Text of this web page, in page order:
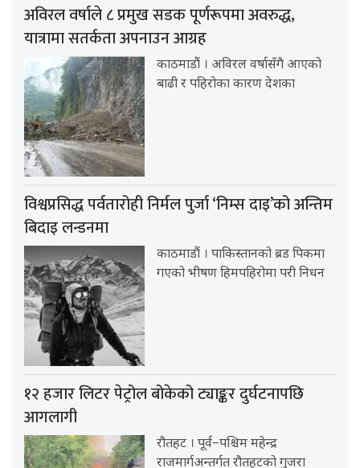
अविरल वर्षाले ८ प्रमुख सडक पूर्णरूपमा अवरुद्ध,
यात्रामा सतर्कता अपनाउन आग्रह
काठमाडौं । अविरल वर्षासँगै आएको
बाढी र पहिरोका कारण देशका
विश्वप्रसिद्ध पर्वतारोही निर्मल पुर्जा ‘निम्स दाइ’को अन्तिम
बिदाइ लन्डनमा
काठमाडौं । पाकिस्तानको ब्रड पिकमा
गएको भीषण हिमपहिरोमा परी निधन
१२ हजार लिटर पेट्रोल बोकेको ट्याङ्कर दुर्घटनापछि
आगलागी
रौतहट । पूर्व–पश्चिम महेन्द्र
राजमार्गअन्तर्गत रौतहटको गुजरा